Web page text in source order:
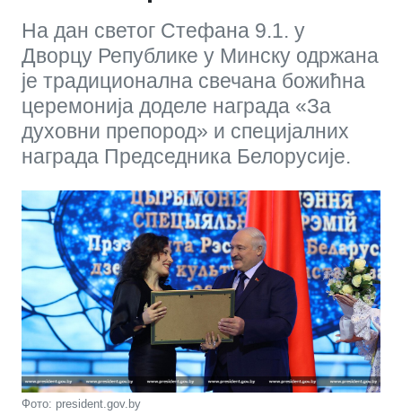
На дан светог Стефана 9.1. у
Дворцу Републике у Минску одржана
је традиционална свечана божићна
церемонија доделе награда «За
духовни препород» и специјалних
награда Председника Белорусије.
Фото: president.gov.by